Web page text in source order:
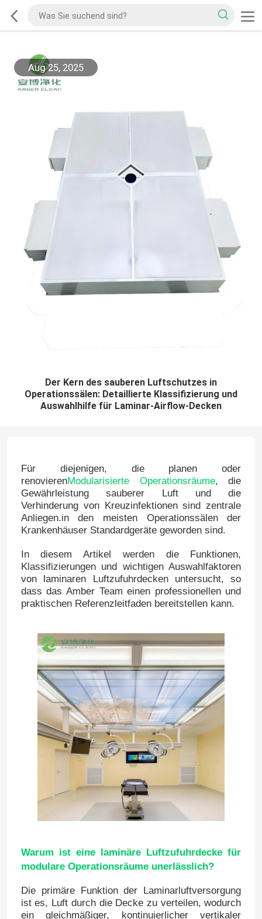
Aug 25, 2025
Der Kern des sauberen Luftschutzes in
Operationssälen: Detaillierte Klassifizierung und
Auswahlhilfe für Laminar-Airflow-Decken
Für diejenigen, die planen oder
renovierenModularisierte Operationsräume, die
Gewährleistung sauberer Luft und die
Verhinderung von Kreuzinfektionen sind zentrale
Anliegen.in den meisten Operationssälen der
Krankenhäuser Standardgeräte geworden sind.
In diesem Artikel werden die Funktionen,
Klassifizierungen und wichtigen Auswahlfaktoren
von laminaren Luftzufuhrdecken untersucht, so
dass das Amber Team einen professionellen und
praktischen Referenzleitfaden bereitstellen kann.
Warum ist eine laminäre Luftzufuhrdecke für
modulare Operationsräume unerlässlich?
Die primäre Funktion der Laminarluftversorgung
ist es, Luft durch die Decke zu verteilen, wodurch
ein gleichmäßiger, kontinuierlicher vertikaler